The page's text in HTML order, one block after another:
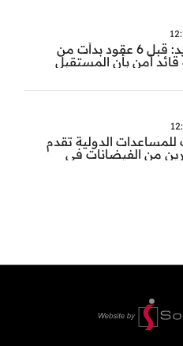
منصور بن زايد: قبل 6 عقود بدأت من
آمن بأن المستقبل
للمساعدات الدولية تقدم
من الفيضانات في